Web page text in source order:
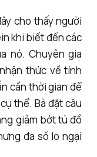
cho thấy người
khi biết đến các
nó. Chuyên gia
thức về tính
cần thời gian để
thể. Bà đặt câu
giảm bớt tủ đồ
đa số lo ngại